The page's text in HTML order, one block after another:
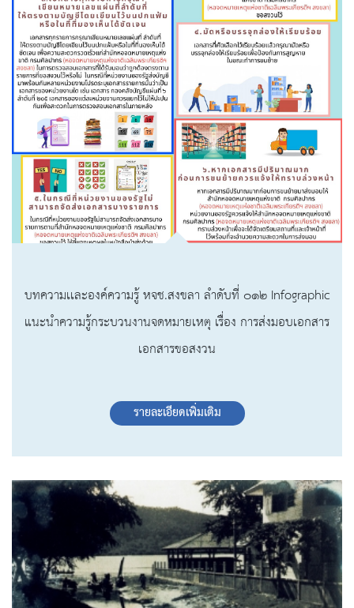
บทความเเละองค์ความรู้ หจช.สงขลา ลำดับที่ ๐๑๒ Infographic
แนะนำความรู้กระบวนงานจดหมายเหตุ เรื่อง การส่งมอบเอกสาร
เอกสารขอสงวน
รายละเอียดเพิ่มเติม